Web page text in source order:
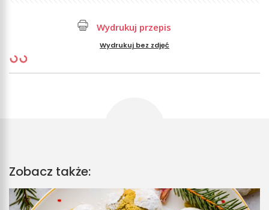
Wydrukuj przepis
Wydrukuj bez zdjęć
Zobacz także: